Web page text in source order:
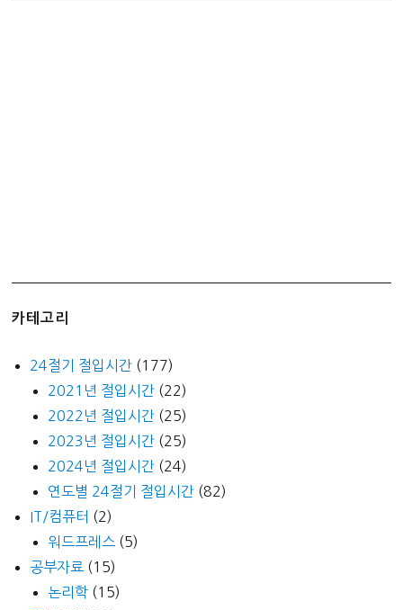
카테고리
24절기 절입시간 (177)
2021년 절입시간 (22)
2022년 절입시간 (25)
2023년 절입시간 (25)
2024년 절입시간 (24)
연도별 24절기 절입시간 (82)
IT/컴퓨터 (2)
워드프레스 (5)
공부자료 (15)
논리학 (15)